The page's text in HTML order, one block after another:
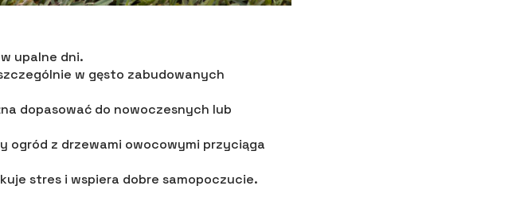
upalne dni.
w gęsto zabudowanych
dopasować do nowoczesnych lub
ogród z drzewami owocowymi przyciąga
stres i wspiera dobre samopoczucie.